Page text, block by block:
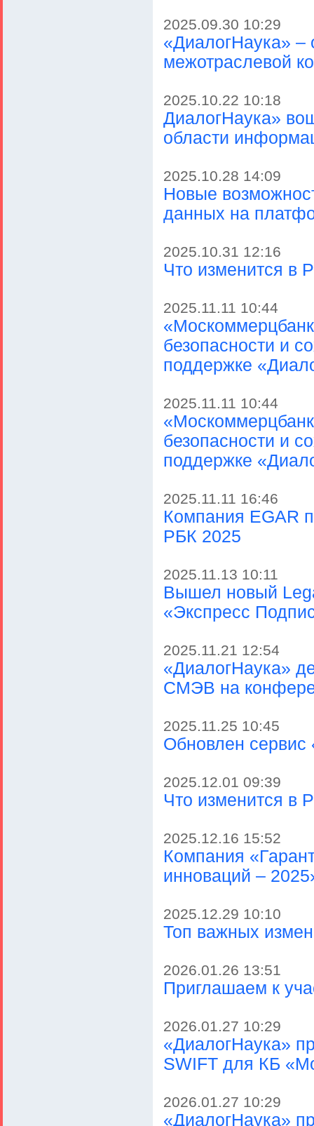
2025.09.30 10:29
«ДиалогНаука» –
межотраслевой
2025.10.22 10:18
ДиалогНаука»
области
2025.10.28 14:09
Новые
данных на
2025.10.31 12:16
Что изменится в
2025.11.11 10:44
безопасности и
поддержке
2025.11.11 10:44
безопасности и
поддержке
2025.11.11 16:46
Компания EGAR
РБК 2025
2025.11.13 10:11
Вышел новый
«Экспресс
2025.11.21 12:54
«ДиалогНаука»
СМЭВ на
2025.11.25 10:45
Обновлен сервис
2025.12.01 09:39
Что изменится в
2025.12.16 15:52
Компания
инноваций –
2025.12.29 10:10
Топ важных
2026.01.26 13:51
Приглашаем к
2026.01.27 10:29
«ДиалогНаука»
SWIFT для КБ
2026.01.27 10:29
«ДиалогНаука»